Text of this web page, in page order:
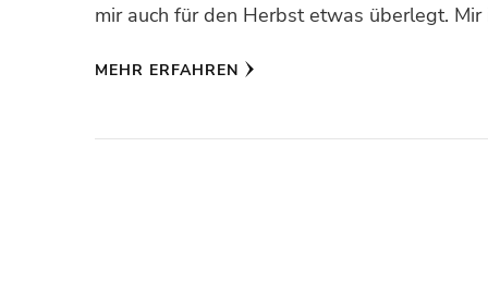
mir auch für den Herbst etwas überlegt.
MEHR ERFAHREN